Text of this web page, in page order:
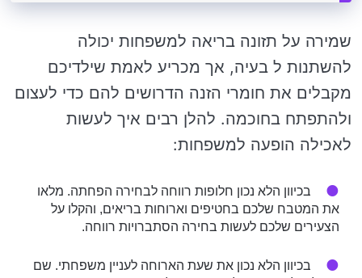
שמירה על תזונה בריאה למשפחות יכולה
להשתנות ל בעיה, אך מכריע לאמת שילדיכם
מקבלים את חומרי הזנה הדרושים להם כדי לעצום
ולהתפתח בחוכמה. להלן רבים איך לעשות
לאכילה הופעה למשפחות:
בכיוון הלא נכון חלופות רווחה לבחירה הפחתה. מלאו
את המטבח שלכם בחטיפים וארוחות בריאים, והקלו על
הצעירים שלכם לעשות בחירה הסתברויות רווחה.
בכיוון הלא נכון את שעת הארוחה לעניין משפחתי. שם